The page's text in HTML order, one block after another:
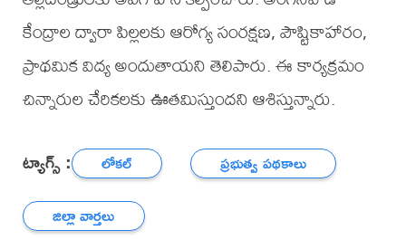
కేంద్రాల ద్వారా పిల్లలకు ఆరోగ్య సంరక్షణ, పౌష్టికాహారం,
ప్రాథమిక విద్య అందుతాయని తెలిపారు. ఈ కార్యక్రమం
చిన్నారుల చేరికలకు ఊతమిస్తుందని ఆశిస్తున్నారు.
ట్యాగ్స్ : లోకల్
ప్రభుత్వ పథకాలు
జిల్లా వార్తలు